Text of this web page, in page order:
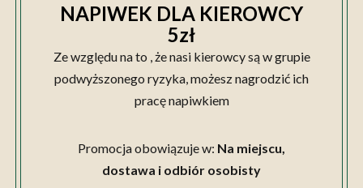
NAPIWEK DLA KIEROWCY
5zł
Ze względu na to , że nasi kierowcy są w grupie
podwyższonego ryzyka, możesz nagrodzić ich
pracę napiwkiem
Promocja obowiązuje w: Na miejscu,
dostawa i odbiór osobisty